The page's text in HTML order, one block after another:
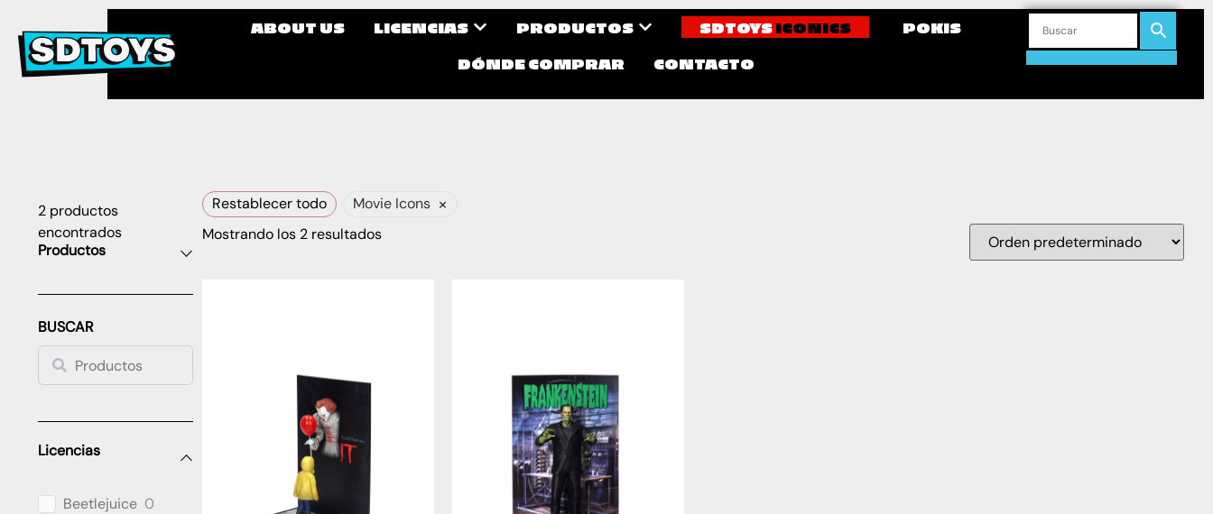
ABOUT US LICENCIAS PRODUCTOS SDTOYS ICONICS
POKIS
DÓNDE COMPRAR
CONTACTO
2 productos
encontrados
Productos
BUSCAR
Licencias
Beetlejuice 0
Restablecer todo Movie Icons ×
Mostrando los 2 resultados